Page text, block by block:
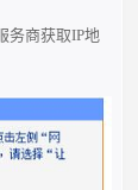
务商获取IP地